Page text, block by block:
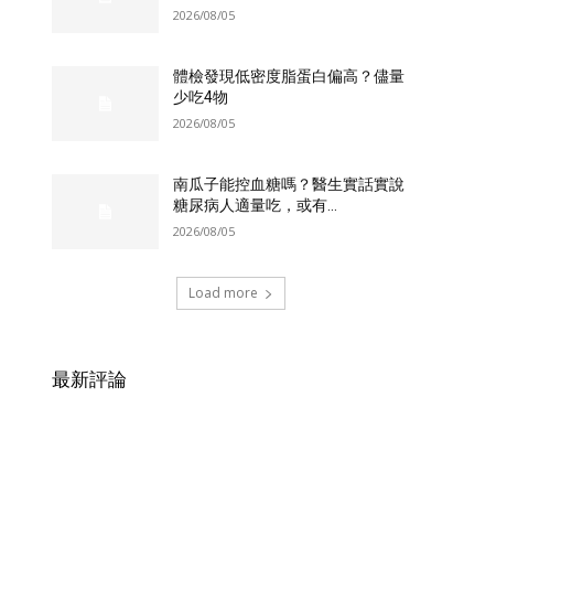
2026/08/05
體檢發現低密度脂蛋白偏高？儘量
少吃4物
2026/08/05
南瓜子能控血糖嗎？醫生實話實說
糖尿病人適量吃，或有...
2026/08/05
Load more
最新評論